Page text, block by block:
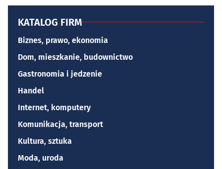
KATALOG FIRM
Biznes, prawo, ekonomia
Dom, mieszkanie, budownictwo
Gastronomia i jedzenie
Handel
Internet, komputery
Komunikacja, transport
Kultura, sztuka
Moda, uroda